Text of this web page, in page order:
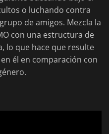
o luchando contra
de amigos. Mezcla la
con una estructura de
lo que hace que resulte
él en comparación con